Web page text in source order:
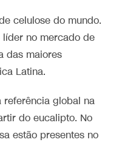
celulose do mundo.
líder no mercado de
das maiores
Latina.
referência global na
do eucalipto. No
estão presentes no